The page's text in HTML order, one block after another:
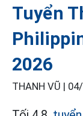
Tuyển
2026
THANH VŨ |